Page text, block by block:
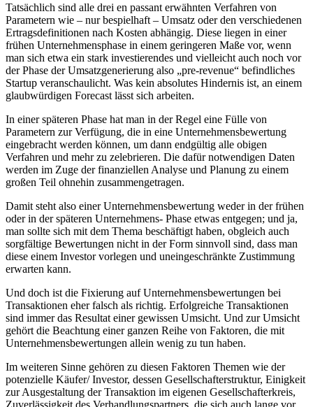
Tatsächlich sind alle drei en passant erwähnten Verfahren von
Parametern wie – nur bespielhaft – Umsatz oder den verschiedenen
Ertragsdefinitionen nach Kosten abhängig. Diese liegen in einer
frühen Unternehmensphase in einem geringeren Maße vor, wenn
man sich etwa ein stark investierendes und vielleicht auch noch vor
der Phase der Umsatzgenerierung also „pre-revenue“ befindliches
Startup veranschaulicht. Was kein absolutes Hindernis ist, an einem
glaubwürdigen Forecast lässt sich arbeiten.
In einer späteren Phase hat man in der Regel eine Fülle von
Parametern zur Verfügung, die in eine Unternehmensbewertung
eingebracht werden können, um dann endgültig alle obigen
Verfahren und mehr zu zelebrieren. Die dafür notwendigen Daten
werden im Zuge der finanziellen Analyse und Planung zu einem
großen Teil ohnehin zusammengetragen.
Damit steht also einer Unternehmensbewertung weder in der frühen
oder in der späteren Unternehmens- Phase etwas entgegen; und ja,
man sollte sich mit dem Thema beschäftigt haben, obgleich auch
sorgfältige Bewertungen nicht in der Form sinnvoll sind, dass man
diese einem Investor vorlegen und uneingeschränkte Zustimmung
erwarten kann.
Und doch ist die Fixierung auf Unternehmensbewertungen bei
Transaktionen eher falsch als richtig. Erfolgreiche Transaktionen
sind immer das Resultat einer gewissen Umsicht. Und zur Umsicht
gehört die Beachtung einer ganzen Reihe von Faktoren, die mit
Unternehmensbewertungen allein wenig zu tun haben.
Im weiteren Sinne gehören zu diesen Faktoren Themen wie der
potenzielle Käufer/ Investor, dessen Gesellschafterstruktur, Einigkeit
zur Ausgestaltung der Transaktion im eigenen Gesellschafterkreis,
Zuverlässigkeit des Verhandlungspartners, die sich auch lange vor